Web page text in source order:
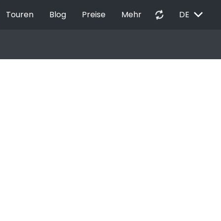
Touren Blog Preise Mehr autorenew DE EXPAND_MORE